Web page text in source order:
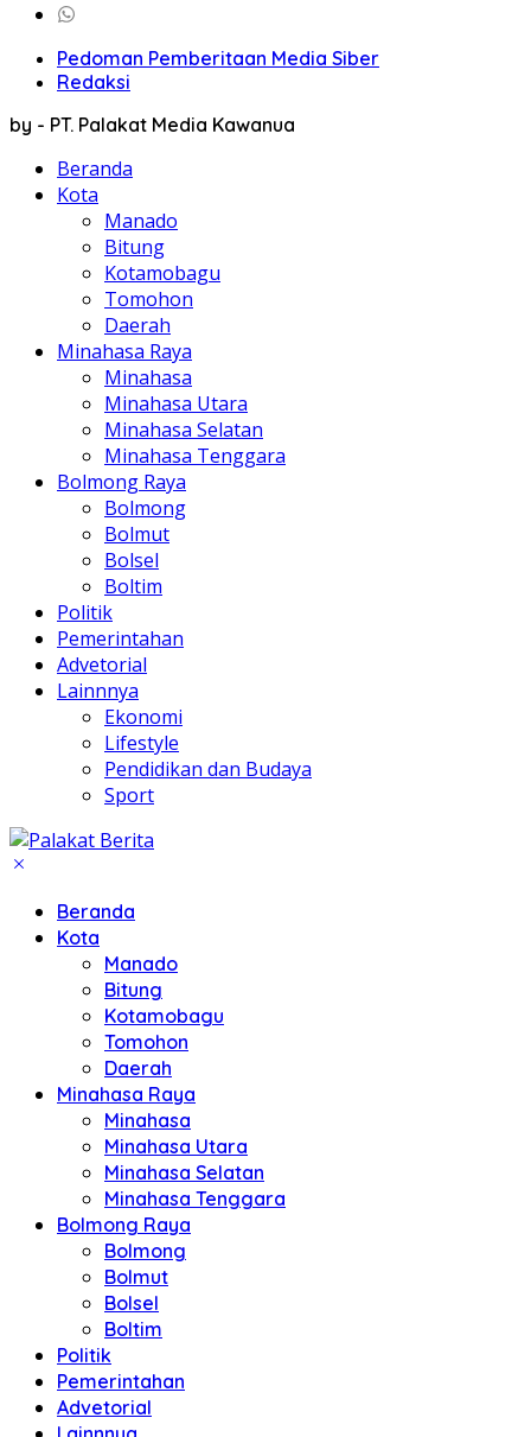
Pedoman Pemberitaan Media Siber
Redaksi
by - PT. Palakat Media Kawanua
Beranda
Kota
Manado
Bitung
Kotamobagu
Tomohon
Daerah
Minahasa Raya
Minahasa
Minahasa Utara
Minahasa Selatan
Minahasa Tenggara
Bolmong Raya
Bolmong
Bolmut
Bolsel
Boltim
Politik
Pemerintahan
Advetorial
Lainnnya
Ekonomi
Lifestyle
Pendidikan dan Budaya
Sport
Beranda
Kota
Manado
Bitung
Kotamobagu
Tomohon
Daerah
Minahasa Raya
Minahasa
Minahasa Utara
Minahasa Selatan
Minahasa Tenggara
Bolmong Raya
Bolmong
Bolmut
Bolsel
Boltim
Politik
Pemerintahan
Advetorial